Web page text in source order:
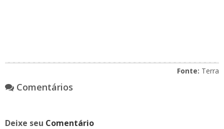
Fonte: Terra
Comentários
Deixe seu Comentário